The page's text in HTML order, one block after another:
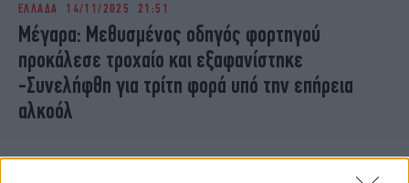
ΕΛΛΑΔΑ 14/11/2025 21:51
Μέγαρα: Μεθυσμένος οδηγός φορτηγού
προκάλεσε τροχαίο και εξαφανίστηκε
-Συνελήφθη για τρίτη φορά υπό την επήρεια
αλκοόλ